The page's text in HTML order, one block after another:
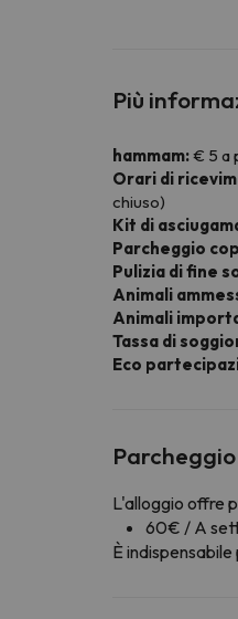
Più
hammam:€ 5 a
Orari di
chiuso)
Kit di
Parcheggio
Pulizia di fine
Animali
Animali
Tassa di
Eco
Parcheggio
L'alloggio offre
60€ / A
È